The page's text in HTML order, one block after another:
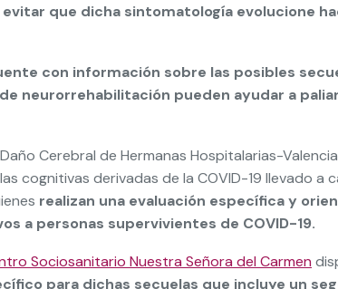
que dicha sintomatología evolucione
con información sobre las posibles
neurorrehabilitación pueden ayudar a
Cerebral de Hermanas Hospitalarias-
cognitivas derivadas de la COVID-19 llevado a
realizan una evaluación específica y
a personas supervivientes de COVID-19.
Sociosanitario Nuestra Señora del Carmen
para dichas secuelas que incluye un